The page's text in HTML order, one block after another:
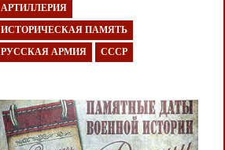
АРТИЛЛЕРИЯ
ИСТОРИЧЕСКАЯ ПАМЯТЬ
РУССКАЯ АРМИЯ СССР